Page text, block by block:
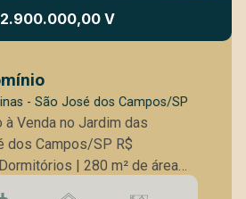
2.900.000,00 V
- São José dos Campos/SP
à Venda no Jardim das
| 280 m² de área